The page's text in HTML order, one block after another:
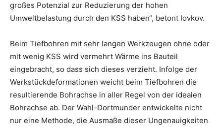
großes Potenzial zur Reduzierung der hohen
Umweltbelastung durch den KSS haben“, betont Iovkov.
Beim Tiefbohren mit sehr langen Werkzeugen ohne oder
mit wenig KSS wird vermehrt Wärme ins Bauteil
eingebracht, so dass sich dieses verzieht. Infolge der
Werkstückdeformationen weicht beim Tiefbohren die
resultierende Bohrachse in aller Regel von der idealen
Bohrachse ab. Der Wahl-Dortmunder entwickelte nicht
nur eine Methode, die Ausmaße dieser Ungenauigkeiten